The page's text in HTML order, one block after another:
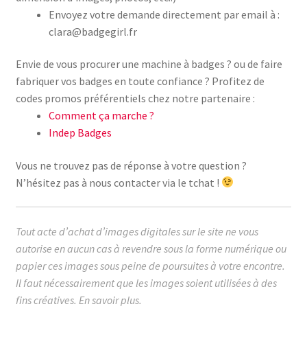
Envoyez votre demande directement par email à :
clara@badgegirl.fr
Envie de vous procurer une machine à badges ? ou de faire
fabriquer vos badges en toute confiance ? Profitez de
codes promos préférentiels chez notre partenaire :
Comment ça marche ?
Indep Badges
Vous ne trouvez pas de réponse à votre question ?
N’hésitez pas à nous contacter via le tchat !
Tout acte d’achat d’images digitales sur le site ne vous
autorise en aucun cas à revendre sous la forme numérique ou
papier ces images sous peine de poursuites à votre encontre.
Il faut nécessairement que les images soient utilisées à des
fins créatives. En savoir plus.